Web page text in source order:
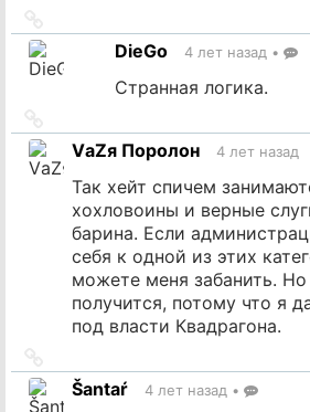
на
источник DieGo 4 лет назад •
Странная логика.
на
источник
VаZя Поролон 4 лет назад
Так хейт спичем
хохловоины и верные
барина. Если
себя к одной из этих
можете меня забанить. Но
получится, потому что я
под власти Квадрагона.
на
источник
Šantaŕ 4 лет назад •